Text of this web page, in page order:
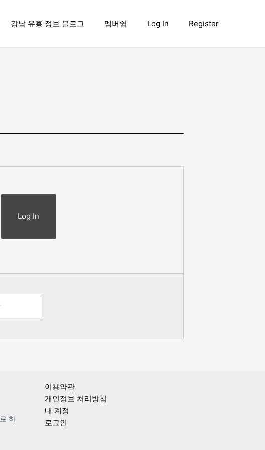
강남 유흥 정보 블로그 멤버쉽 Log In Register
Log In
하
이용약관
개인정보 처리방침
내 계정
로그인